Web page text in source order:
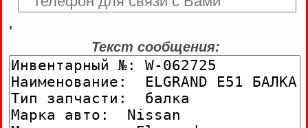
'
Текст сообщения: